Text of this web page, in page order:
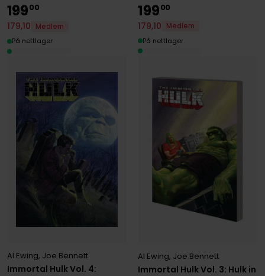
Immortal Hulk Vol. 4:
Al Ewing, Joe Bennett
19900
179,10
Medlem
På nettlager
Immortal Hulk Vol. 3: Hulk in
Al Ewing, Joe Bennett
19900
179,10
Medlem
På nettlager